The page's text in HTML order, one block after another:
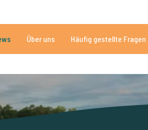
Über uns Häufig gestellte Fragen